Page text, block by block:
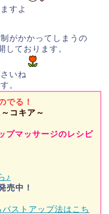
すよ
がかかってしまうの
しております。
いね
。
でる！
コキア～
プマッサージのレシピ
♪
売中！
ストアップ法はこち